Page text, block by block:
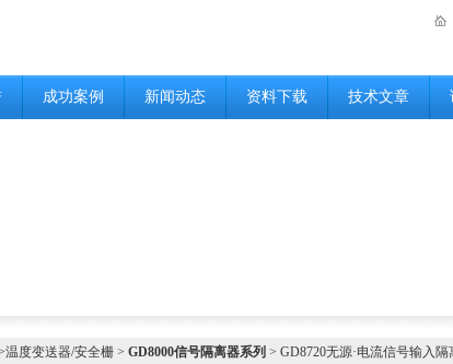
成功案例 新闻动态 资料下载 技术文章
温度变送器/安全栅> GD8000信号隔离器系列 > GD8720无源·电流信号输入隔